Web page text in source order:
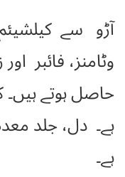
آڑو سے
وٹامنز، فائبر
حاصل ہوتے
ہے۔ دل، جلد
ہے۔